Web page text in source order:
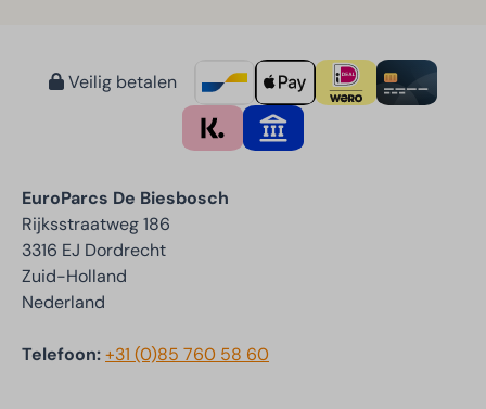
Veilig betalen
EuroParcs De Biesbosch
Rijksstraatweg 186
3316 EJ Dordrecht
Zuid-Holland
Nederland
Telefoon:+31 (0)85 760 58 60